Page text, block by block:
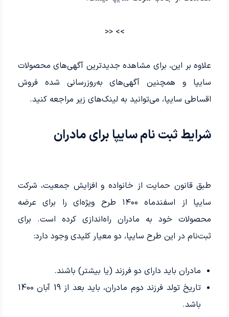
>> <<
علاوه بر این، برای مشاهده جدیدترین آگهی‌های محصولات
سایپا و همچنین آگهی‌های به‌روزرسانی شده فروش
اقساطی سایپا، می‌توانید به لینک‌های زیر مراجعه کنید.
شرایط ثبت نام سایپا برای مادران
طبق قانون حمایت از خانواده و افزایش جمعیت، شرکت
سایپا از اسفندماه ۱۴۰۰ طرح ویژه‌ای را برای عرضه
محصولات خود به مادران راه‌اندازی کرده است. برای
ثبت‌نام در این طرح سایپا، دو معیار کلیدی وجود دارد:
مادران باید دارای دو فرزند (یا بیشتر) باشند.
تاریخ تولد فرزند دوم مادران، باید بعد از 19 آبان 1400
باشد.